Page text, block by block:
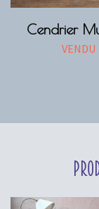
Cendrier
VENDU